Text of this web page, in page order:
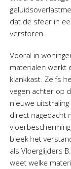
dat de sfeer in
verstoren.
Vooral in
materialen werkt
klankkast. Zelfs
vegen achter op
nieuwe
direct nagedacht
bleek het
als Vloerglijders
weet welke